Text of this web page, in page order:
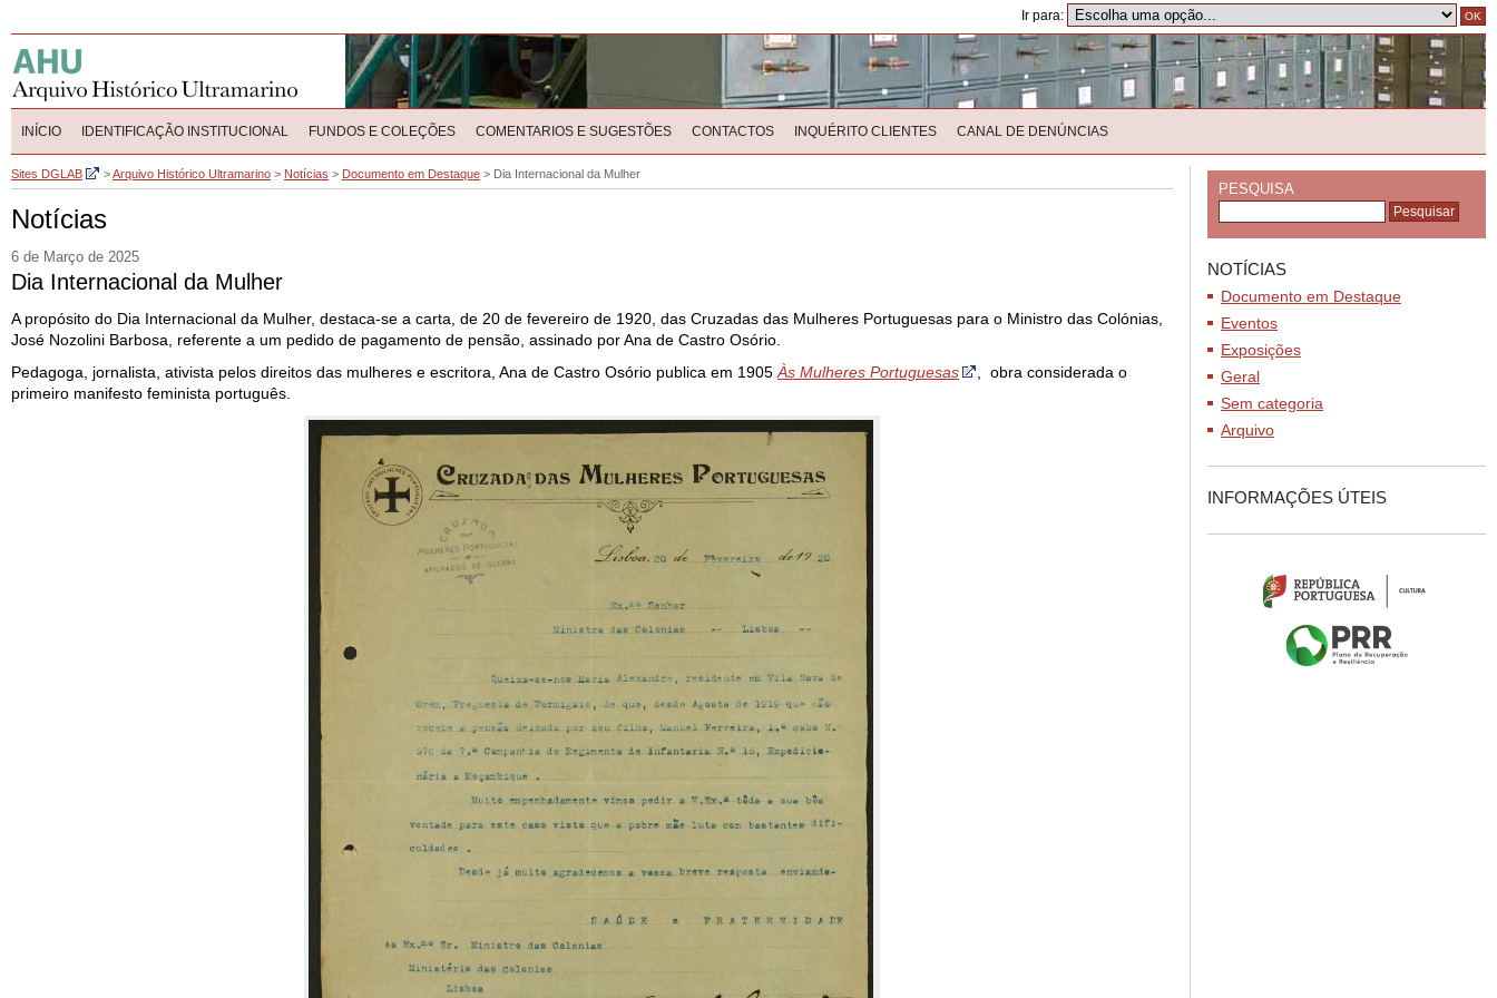
INÍCIO IDENTIFICAÇÃO INSTITUCIONAL FUNDOS E COLEÇÕES COMENTARIOS E SUGESTÕES CONTACTOS INQUÉRITO CLIENTES CANAL DE DENÚNCIAS
Sites DGLAB >Arquivo Histórico Ultramarino > Notícias > Documento em Destaque > Dia Internacional da Mulher
Notícias
6 de Março de 2025
Dia Internacional da Mulher
A propósito do Dia Internacional da Mulher, destaca-se a carta, de 20 de fevereiro de 1920, das Cruzadas das Mulheres Portuguesas para o Ministro das Colónias,
José Nozolini Barbosa, referente a um pedido de pagamento de pensão, assinado por Ana de Castro Osório.
Pedagoga, jornalista, ativista pelos direitos das mulheres e escritora, Ana de Castro Osório publica em 1905 Às Mulheres Portuguesas
, obra considerada o
primeiro manifesto feminista português.
PESQUISA
NOTÍCIAS
Documento em Destaque
Eventos
Exposições
Geral
Sem categoria
Arquivo
INFORMAÇÕES ÚTEIS
Ir para: